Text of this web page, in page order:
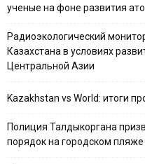
ученые на фоне развития
Радиоэкологический
Казахстана в условиях
Центральной Азии
Kazakhstan vs World: итоги
Полиция Талдыкоргана
порядок на городском пляже